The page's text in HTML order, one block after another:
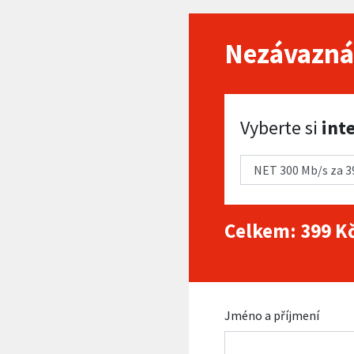
Vyberte si internet
Vyberte si
Celkem: 399
Jméno a příjmení